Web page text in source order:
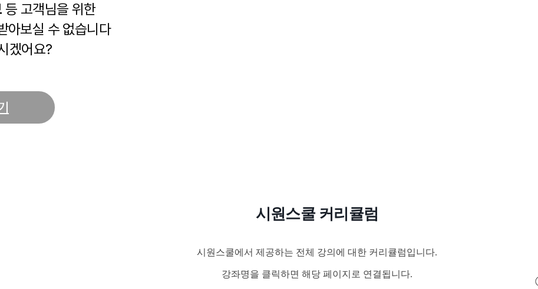
등 고객님을 위한
아보실 수 없습니다
겠어요?
시원스쿨 커리큘럼
시원스쿨에서 제공하는 전체 강의에 대한 커리큘럼입니다.
강좌명을 클릭하면 해당 페이지로 연결됩니다.